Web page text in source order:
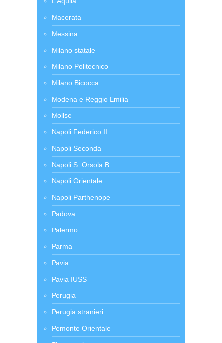
Macerata
Messina
Milano statale
Milano Politecnico
Milano Bicocca
Modena e Reggio Emilia
Molise
Napoli Federico II
Napoli Seconda
Napoli S. Orsola B.
Napoli Orientale
Napoli Parthenope
Padova
Palermo
Parma
Pavia
Pavia IUSS
Perugia
Perugia stranieri
Pemonte Orientale